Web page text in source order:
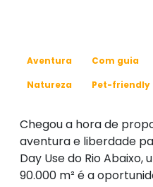
Aventura Com guia
Natureza
Pet-friendly
Chegou a hora de
aventura e liberdade
Day Use do Rio
90.000 m² é a